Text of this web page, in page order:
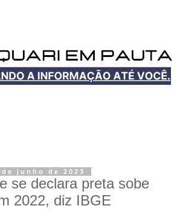
junho de 2023
se declara preta sobe
2022, diz IBGE